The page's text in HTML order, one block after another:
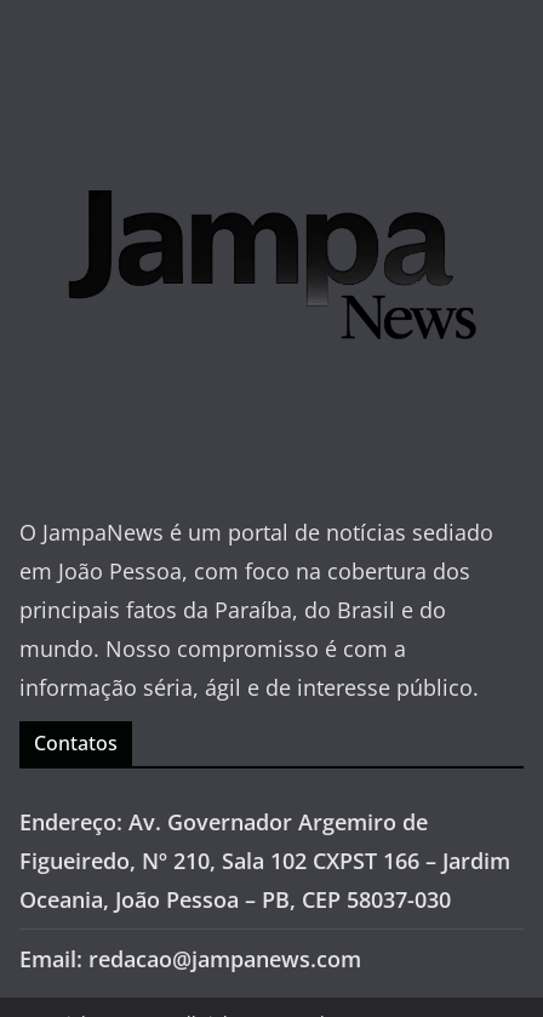
O JampaNews é um portal de notícias sediado
em João Pessoa, com foco na cobertura dos
principais fatos da Paraíba, do Brasil e do
mundo. Nosso compromisso é com a
informação séria, ágil e de interesse público.
Contatos
Endereço: Av. Governador Argemiro de
Figueiredo, Nº 210, Sala 102 CXPST 166 – Jardim
Oceania, João Pessoa – PB, CEP 58037-030
Email: redacao@jampanews.com